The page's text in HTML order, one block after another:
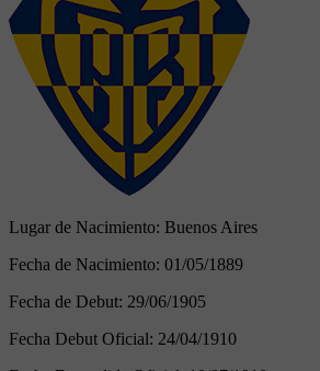
Lugar de Nacimiento: Buenos Aires
Fecha de Nacimiento: 01/05/1889
Fecha de Debut: 29/06/1905
Fecha Debut Oficial: 24/04/1910